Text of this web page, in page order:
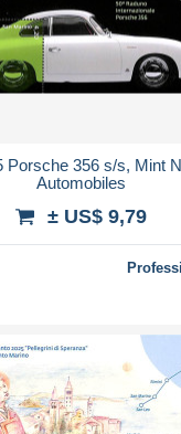
Porsche 356 s/s, Mint
Automobiles
± US$ 9,79